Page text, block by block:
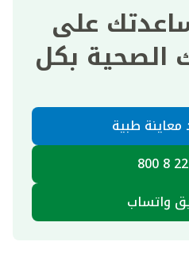
على
الصحية بكل
طبية
واتساب